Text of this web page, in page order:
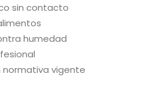
sin contacto
humedad
normativa vigente